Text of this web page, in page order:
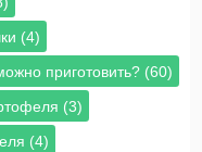
(4)
приготовить? (60)
(3)
(4)